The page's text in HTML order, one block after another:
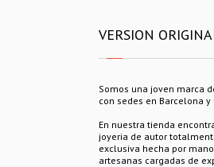
VERSION
Somos una joven marca
con sedes en Barcelona y
En nuestra tienda
joyeria de autor
exclusiva hecha por
artesanas cargadas de